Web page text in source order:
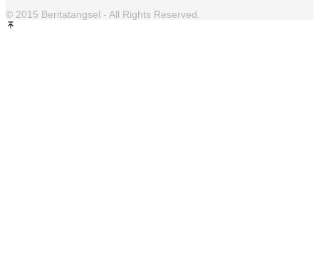
© 2015 Beritatangsel - All Rights Reserved.